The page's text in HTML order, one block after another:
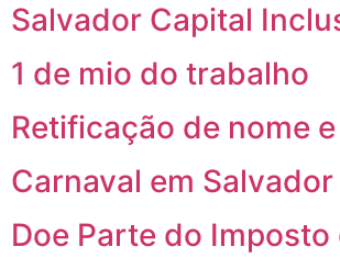
Salvador Capital
1 de mio do trabalho
Retificação de nome
Carnaval em Salvador
Doe Parte do Imposto